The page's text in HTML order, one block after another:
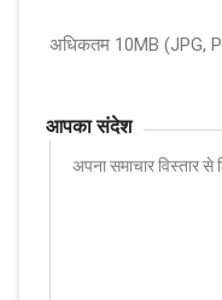
अधिकतम 10MB (JPG,
आपका संदेश